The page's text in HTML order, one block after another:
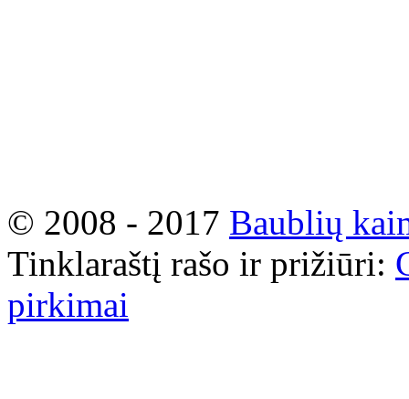
© 2008 - 2017 Baublių
Tinklaraštį rašo ir prižiūri:
pirkimai